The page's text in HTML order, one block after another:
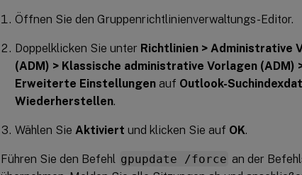
Öffnen Sie den Gruppenrichtlinienverwaltungs-Editor.
Doppelklicken Sie unter Richtlinien > Administrative
(ADM) > Klassische administrative Vorlagen
Erweiterte Einstellungen auf Outlook-
Wiederherstellen.
Wählen Sie Aktiviert und klicken Sie auf OK.
Führen Sie den Befehl gpupdate /force an der